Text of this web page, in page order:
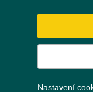
Nastavení